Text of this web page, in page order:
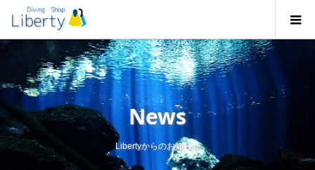
News
Libertyからのお知らせ